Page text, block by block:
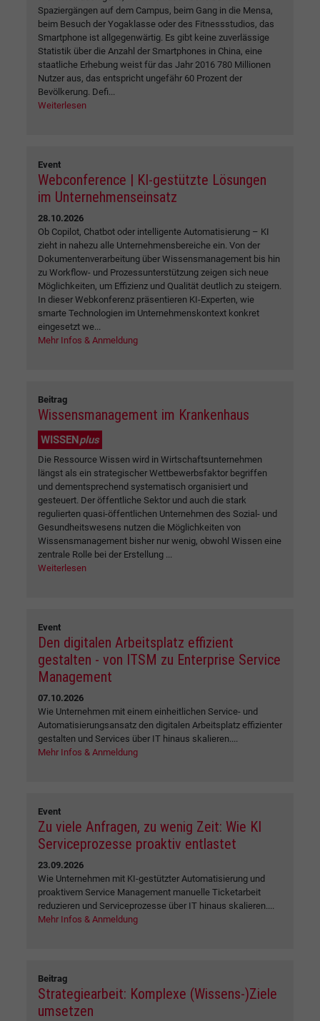
Spaziergängen auf dem Campus, beim Gang in die Mensa,
beim Besuch der Yogaklasse oder des Fitnessstudios, das
Smartphone ist allgegenwärtig. Es gibt keine zuverlässige
Statistik über die Anzahl der Smartphones in China, eine
staatliche Erhebung weist für das Jahr 2016 780 Millionen
Nutzer aus, das entspricht ungefähr 60 Prozent der
Bevölkerung. Defi...
Weiterlesen
Event
Webconference | KI-gestützte Lösungen
im Unternehmenseinsatz
28.10.2026
Ob Copilot, Chatbot oder intelligente Automatisierung – KI
zieht in nahezu alle Unternehmensbereiche ein. Von der
Dokumentenverarbeitung über Wissensmanagement bis hin
zu Workflow- und Prozessunterstützung zeigen sich neue
Möglichkeiten, um Effizienz und Qualität deutlich zu steigern.
In dieser Webkonferenz präsentieren KI-Experten, wie
smarte Technologien im Unternehmenskontext konkret
eingesetzt we...
Mehr Infos & Anmeldung
Beitrag
Wissensmanagement im Krankenhaus
WISSENplus
Die Ressource Wissen wird in Wirtschaftsunternehmen
längst als ein strategischer Wettbewerbsfaktor begriffen
und dementsprechend systematisch organisiert und
gesteuert. Der öffentliche Sektor und auch die stark
regulierten quasi-öffentlichen Unternehmen des Sozial- und
Gesundheitswesens nutzen die Möglichkeiten von
Wissensmanagement bisher nur wenig, obwohl Wissen eine
zentrale Rolle bei der Erstellung ...
Weiterlesen
Event
Den digitalen Arbeitsplatz effizient
gestalten - von ITSM zu Enterprise Service
Management
07.10.2026
Wie Unternehmen mit einem einheitlichen Service- und
Automatisierungsansatz den digitalen Arbeitsplatz effizienter
gestalten und Services über IT hinaus skalieren....
Mehr Infos & Anmeldung
Event
Zu viele Anfragen, zu wenig Zeit: Wie KI
Serviceprozesse proaktiv entlastet
23.09.2026
Wie Unternehmen mit KI-gestützter Automatisierung und
proaktivem Service Management manuelle Ticketarbeit
reduzieren und Serviceprozesse über IT hinaus skalieren....
Mehr Infos & Anmeldung
Beitrag
Strategiearbeit: Komplexe (Wissens-)Ziele
umsetzen